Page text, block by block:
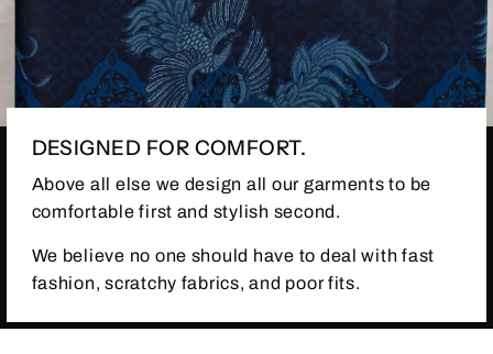
DESIGNED FOR COMFORT.
Above all else we design all our garments to be
comfortable first and stylish second.
We believe no one should have to deal with fast
fashion, scratchy fabrics, and poor fits.